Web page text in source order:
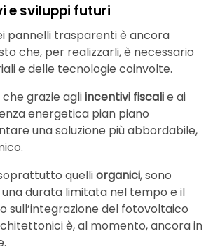
e sviluppi futuri
pannelli trasparenti è ancora
che, per realizzarli, è necessario
e delle tecnologie coinvolte.
che grazie agliincentivi fiscalie ai
energetica pian piano
una soluzione più abbordabile,
quelliorganici, sono
durata limitata nel tempo e il
sull’integrazione del fotovoltaico
è, al momento, ancora in